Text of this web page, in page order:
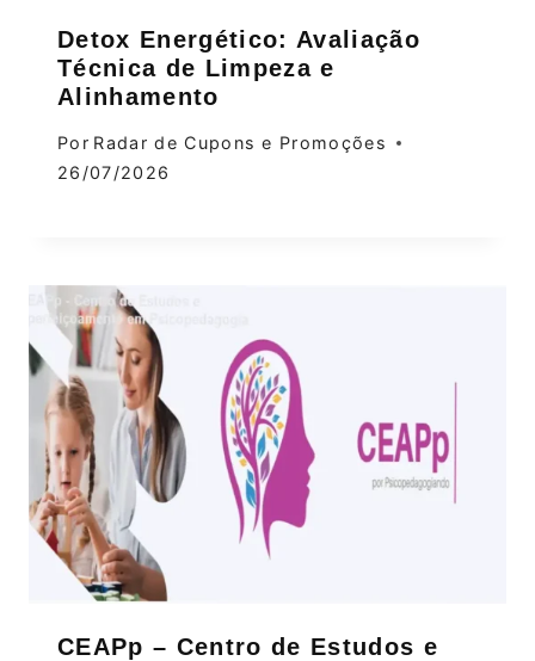
Detox Energético: Avaliação
Técnica de Limpeza e
Alinhamento
Por Radar de Cupons e Promoções
26/07/2026
CEAPp – Centro de Estudos e